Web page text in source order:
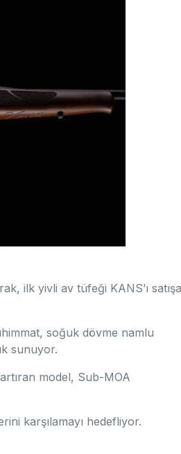
ilk yivli av tüfeği KANS’ı satışa
soğuk dövme namlu
sunuyor.
model, Sub-MOA
karşılamayı hedefliyor.